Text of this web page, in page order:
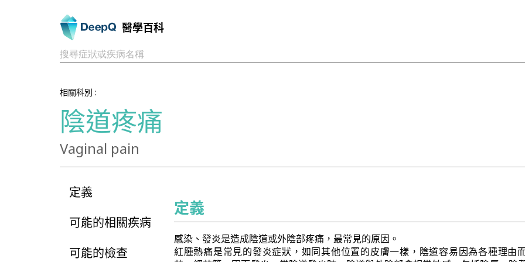
醫學百科
搜尋症狀或疾病名稱
相關科別 :
陰道疼痛
Vaginal pain
定義
可能的相關疾病
可能的檢查
定義
感染、發炎是造成陰道或外陰部疼痛，最常見的原因。
紅腫熱痛是常見的發炎症狀，如同其他位置的皮膚一樣，陰道容易因為各種理由